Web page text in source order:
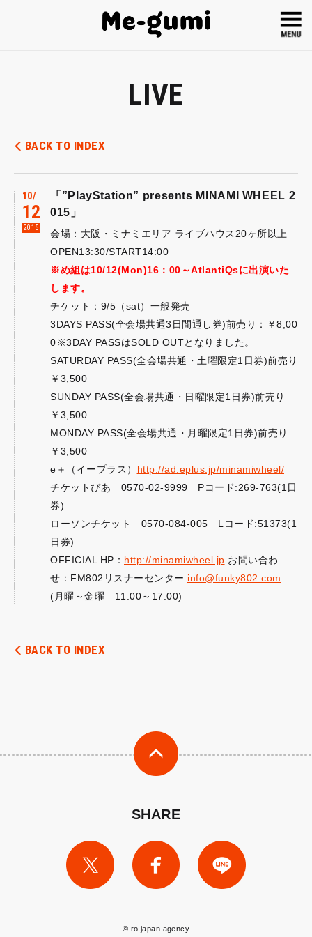
LIVE
BACK TO INDEX
10
12
2015
「”PlayStation” presents MINAMI WHEEL 2
015」
会場：大阪・ミナミエリア ライブハウス20ヶ所以上
OPEN13:30/START14:00
※め組は10/12(Mon)16：00～AtlantiQsに出演いた
します。
チケット：9/5（sat）一般発売
3DAYS PASS(全会場共通3日間通し券)前売り：￥8,00
0※3DAY PASSはSOLD OUTとなりました。
SATURDAY PASS(全会場共通・土曜限定1日券)前売り
￥3,500
SUNDAY PASS(全会場共通・日曜限定1日券)前売り
￥3,500
MONDAY PASS(全会場共通・月曜限定1日券)前売り
￥3,500
e＋（イープラス） http://ad.eplus.jp/minamiwheel/
チケットぴあ 0570-02-9999 Pコード:269-763(1日
券)
ローソンチケット 0570-084-005 Lコード:51373(1
日券)
OFFICIAL HP： http://minamiwheel.jp お問い合わ
せ：FM802リスナーセンター info@funky802.com
(月曜～金曜 11:00～17:00)
BACK TO INDEX
SHARE
© ro japan agency